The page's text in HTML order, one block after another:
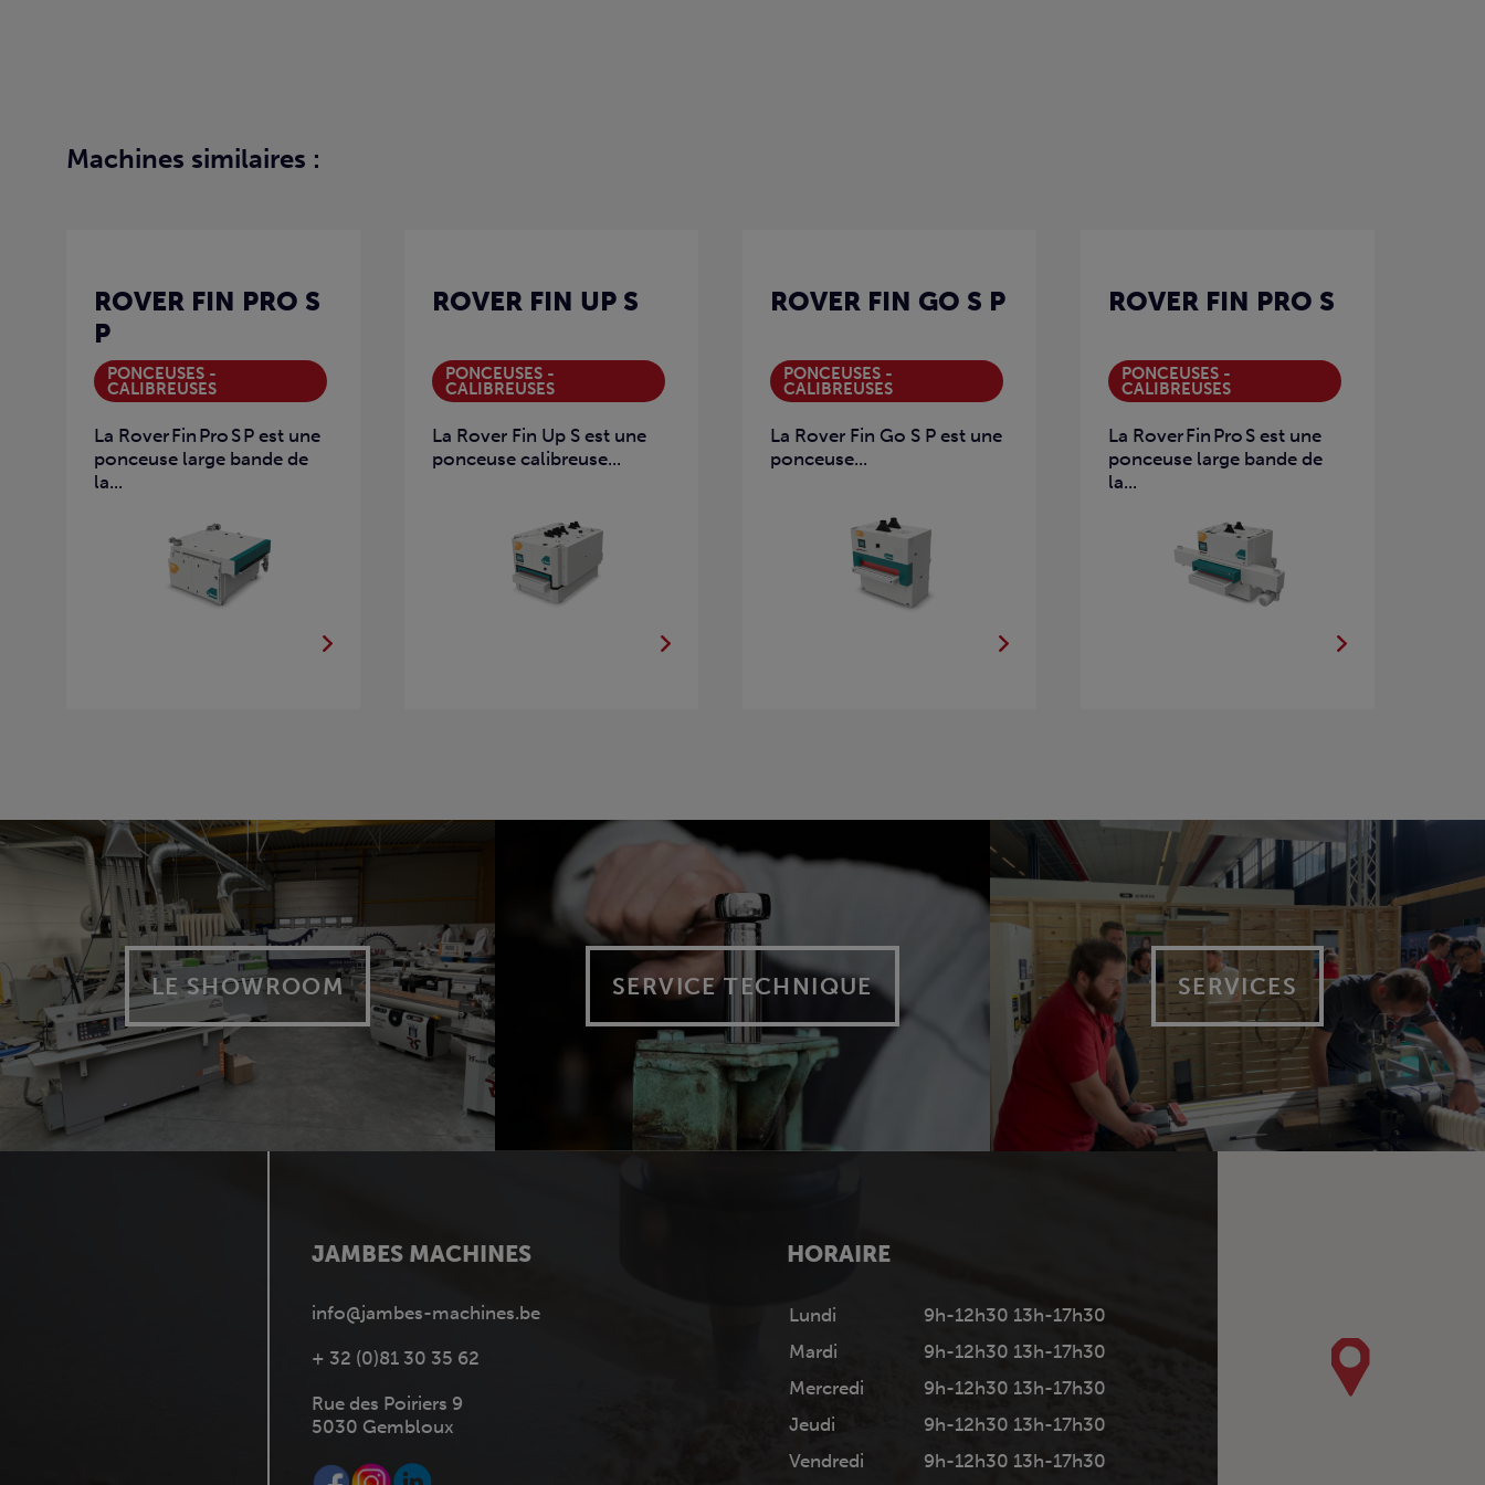
Machines similaires :
ROVER FIN PRO S
P
PONCEUSES -
CALIBREUSES
La Rover Fin Pro S P est une
ponceuse large bande de
la...
ROVER FIN UP S
PONCEUSES -
CALIBREUSES
La Rover Fin Up S est une
ponceuse calibreuse...
ROVER FIN GO S P
PONCEUSES -
CALIBREUSES
La Rover Fin Go S P est une
ponceuse...
ROVER FIN PRO S
PONCEUSES -
CALIBREUSES
La Rover Fin Pro S est une
ponceuse large bande de
la...
LE SHOWROOM SERVICE TECHNIQUE SERVICES
JAMBES MACHINES
info@jambes-machines.be
+ 32 (0)81 30 35 62
Rue des Poiriers 9
5030 Gembloux
HORAIRE
Lundi
9h-12h30 13h-17h30
Mardi
9h-12h30 13h-17h30
Mercredi
9h-12h30 13h-17h30
Jeudi
9h-12h30 13h-17h30
Vendredi
9h-12h30 13h-17h30